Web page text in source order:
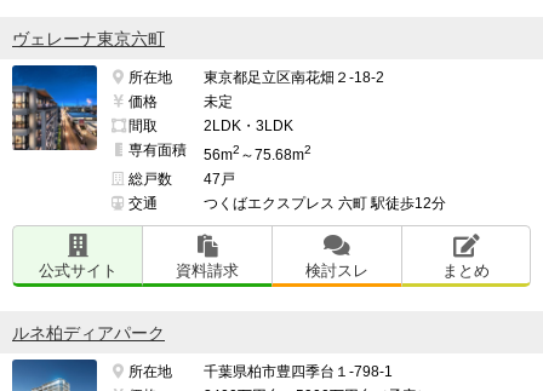
ヴェレーナ東京六町
所在地
東京都足立区南花畑２-18-2
価格
未定
間取
2LDK・3LDK
専有面積
56m2 ～75.68m2
総戸数
47戸
交通
つくばエクスプレス 六町 駅徒歩12分
公式サイト 資料請求 検討スレ まとめ
ルネ柏ディアパーク
所在地
千葉県柏市豊四季台１-798-1